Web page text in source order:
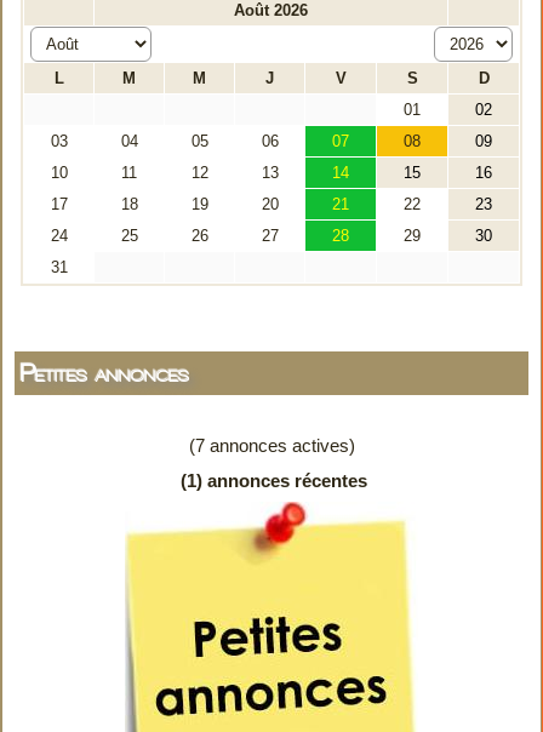
Petites annonces
(7 annonces actives)
(1) annonces récentes